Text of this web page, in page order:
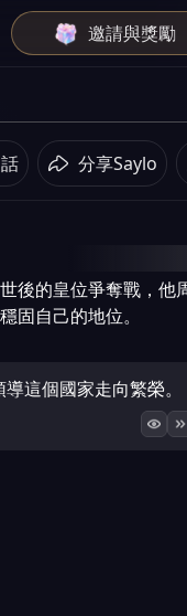
邀請與獎勵
分享Saylo
後的皇位爭奪戰，他
固自己的地位。
這個國家走向繁榮。